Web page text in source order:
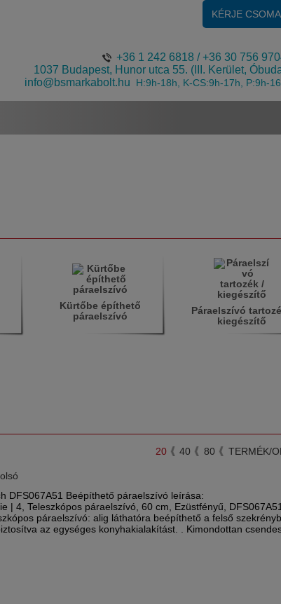
KÉRJE
+36 1 242 6818 /+36 30 756
1037 Budapest, Hunor utca 55. (III. Kerület,
info@bsmarkabolt.hu
H:9h-18h, K-CS:9h-17h, P:9h-
Kürtőbe építhető
páraelszívó
Páraelszívó
kiegészítő
20 40 80 TERMÉK/
DFS067A51 Beépíthető páraelszívó leírása:
| 4, Teleszkópos páraelszívó, 60 cm, Ezüstfényű,
páraelszívó: alig láthatóra beépíthető a felső
az egységes konyhakialakítást. . Kimondottan